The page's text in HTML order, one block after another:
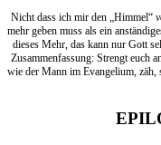
Nicht dass ich mir den „Himmel“
mehr geben muss als ein
dieses Mehr, das kann nur Gott
Zusammenfassung: Strengt euch
wie der Mann im Evangelium, zäh,